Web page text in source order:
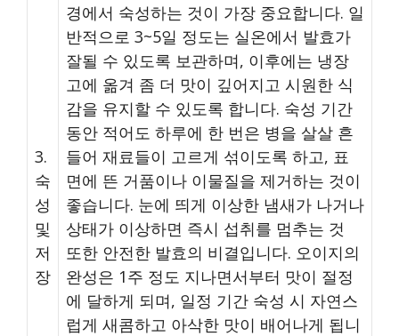
3.
숙
성
및
저
장
경에서 숙성하는 것이 가장 중요합니다. 일
반적으로 3~5일 정도는 실온에서 발효가
잘될 수 있도록 보관하며, 이후에는 냉장
고에 옮겨 좀 더 맛이 깊어지고 시원한 식
감을 유지할 수 있도록 합니다. 숙성 기간
동안 적어도 하루에 한 번은 병을 살살 흔
들어 재료들이 고르게 섞이도록 하고, 표
면에 뜬 거품이나 이물질을 제거하는 것이
좋습니다. 눈에 띄게 이상한 냄새가 나거나
상태가 이상하면 즉시 섭취를 멈추는 것
또한 안전한 발효의 비결입니다. 오이지의
완성은 1주 정도 지나면서부터 맛이 절정
에 달하게 되며, 일정 기간 숙성 시 자연스
럽게 새콤하고 아삭한 맛이 배어나게 됩니